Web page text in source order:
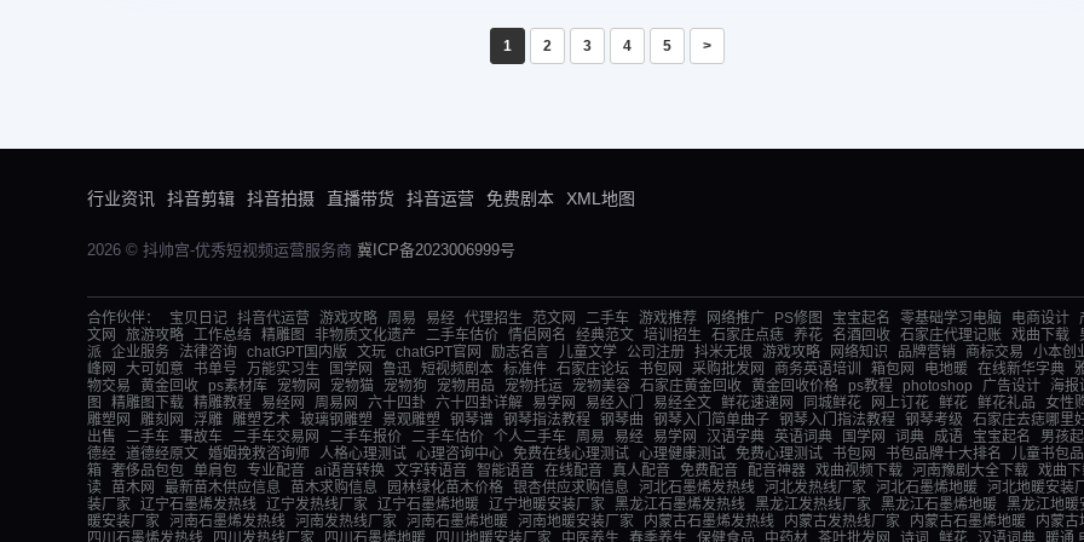
1 2 3 4 5 >
行业资讯 抖音剪辑 抖音拍摄 直播带货 抖音运营 免费剧本 XML地图
2026 © 抖帅宫-优秀短视频运营服务商 冀ICP备2023006999号
合作伙伴： 宝贝日记 抖音代运营 游戏攻略 周易 易经 代理招生 范文网 二手车 游戏推荐 网络推广 PS修图 宝宝起名 零基础学习电脑 电商设计
文网
旅游攻略 工作总结 精雕图 非物质文化遗产 二手车估价 情侣网名 经典范文 培训招生 石家庄点痣 养花 名酒回收 石家庄代理记账 戏曲下载
派
企业服务 法律咨询 chatGPT国内版 文玩 chatGPT官网 励志名言 儿童文学 公司注册 抖米无垠 游戏攻略 网络知识 品牌营销 商标交易
小本创
峰网
大可如意 书单号 万能实习生 国学网 鲁迅 短视频剧本 标准件 石家庄论坛 书包网 采购批发网 商务英语培训 箱包网 电地暖 在线新华字典
物交易
黄金回收 ps素材库 宠物网 宠物猫 宠物狗 宠物用品 宠物托运 宠物美容 石家庄黄金回收 黄金回收价格 ps教程 photoshop 广告设计
海报
图
精雕图下载 精雕教程 易经网 周易网 六十四卦 六十四卦详解 易学网 易经入门 易经全文 鲜花速递网 同城鲜花 网上订花 鲜花 鲜花礼品
女性
雕塑网
雕刻网 浮雕 雕塑艺术 玻璃钢雕塑 景观雕塑 钢琴谱 钢琴指法教程 钢琴曲 钢琴入门简单曲子 钢琴入门指法教程 钢琴考级
石家庄去痣哪里
出售
二手车 事故车 二手车交易网 二手车报价 二手车估价 个人二手车 周易 易经 易学网 汉语字典 英语词典 国学网 词典 成语 宝宝起名
男孩
德经 道德经原文 婚姻挽救咨询师 人格心理测试 心理咨询中心 免费在线心理测试 心理健康测试 免费心理测试 书包网 书包品牌十大排名
儿童书包
箱 奢侈品包包 单肩包 专业配音 ai语音转换 文字转语音 智能语音 在线配音 真人配音 免费配音 配音神器 戏曲视频下载 河南豫剧大全下载 戏曲
读 苗木网 最新苗木供应信息 苗木求购信息 园林绿化苗木价格 银杏供应求购信息 河北石墨烯发热线 河北发热线厂家 河北石墨烯地暖 河北地暖安装
装厂家
辽宁石墨烯发热线 辽宁发热线厂家 辽宁石墨烯地暖 辽宁地暖安装厂家 黑龙江石墨烯发热线 黑龙江发热线厂家 黑龙江石墨烯地暖 黑龙江地暖
暖安装厂家
河南石墨烯发热线 河南发热线厂家 河南石墨烯地暖 河南地暖安装厂家 内蒙古石墨烯发热线 内蒙古发热线厂家 内蒙古石墨烯地暖
内蒙古
四川石墨烯发热线
四川发热线厂家 四川石墨烯地暖 四川地暖安装厂家 中医养生 春季养生 保健食品 中药材 茶叶批发网 诗词 鲜花 汉语词典 暖通,